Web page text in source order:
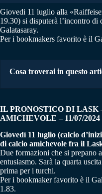
Giovedi 11 luglio alla
19.30) si disputerà l’incontro
Galatasaray.
Per i bookmakers favorito è il
Cosa troverai in questo
IL PRONOSTICO DI LASK
AMICHEVOLE – 11/07/2024
Giovedì 11 luglio (calcio
di calcio amichevole fra il
Due formazioni che si prepano
entusiasmo. Sarà la quarta
prima per i turchi.
Per i bookmaker favorito è il
1.83.